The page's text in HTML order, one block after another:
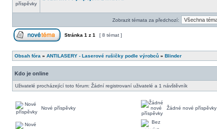
Zobrazit témata za předchozí:
Stránka 1 z 1 [ 8 témat ]
Obsah fóra » ANTILASERY - Laserové rušičky podle výrobců » Blinder
Kdo je online
Uživatelé procházející toto fórum: Žádní registrovaní uživatelé a 1 návštěvník
Nové příspěvky Žádné nové příspěvky